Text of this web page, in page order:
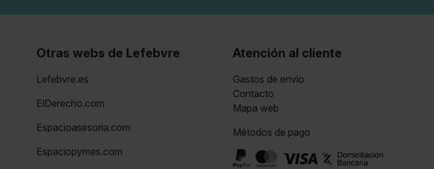
Otras webs de Lefebvre
Lefebvre.es
ElDerecho.com
Espacioasesoria.com
Espaciopymes.com
Atención al cliente
Gastos de envío
Contacto
Mapa web
Métodos de pago